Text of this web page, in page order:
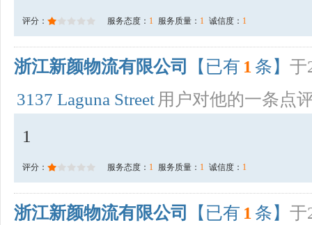
评分： 服务态度： 1 服务质量： 1 诚信度： 1
浙江新颜物流有限公司 【已有 1 条】 于
3137 Laguna Street 用户对他的一条点
1
评分： 服务态度： 1 服务质量： 1 诚信度： 1
浙江新颜物流有限公司 【已有 1 条】 于